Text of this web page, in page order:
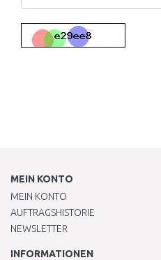
MEIN KONTO
MEIN KONTO
AUFTRAGSHISTORIE
NEWSLETTER
INFORMATIONEN